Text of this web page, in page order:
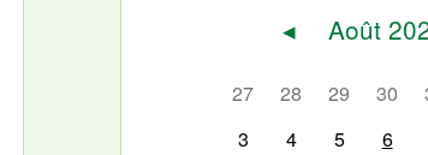
◂ Août
27 28 29 30
3
4 5 6